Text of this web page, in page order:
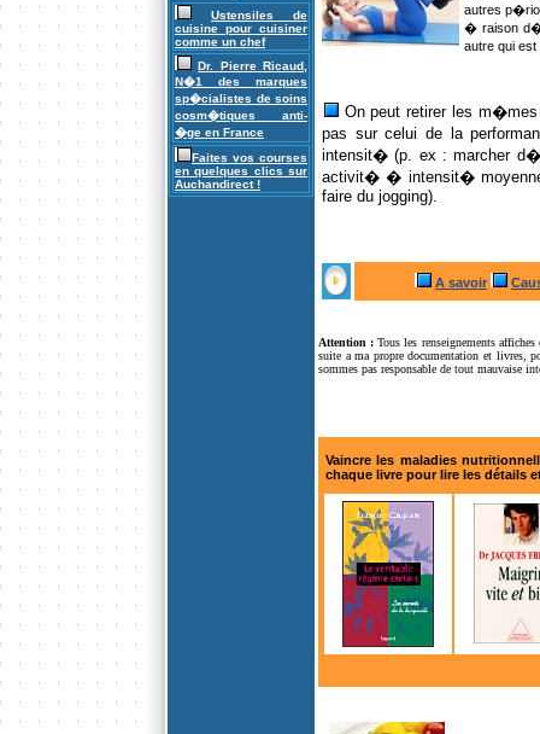
Ustensiles de
cuisine pour cuisiner
comme un chef
Dr. Pierre Ricaud,
N�1 des marques
sp�cialistes de soins
cosm�tiques anti-
�ge en France
Faites vos courses
en quelques clics sur
Auchandirect !
autres
� raison
autre qui
On peut retirer les
pas sur celui de la
intensit� (p. ex : marcher
activit� � intensit�
faire du jogging).
A savoir
Attention :Tous les renseignements
suite a ma propre documentation et livres,
sommes pas responsable de tout mauvaise
Vaincre les maladies
chaque livre pour lire les détails